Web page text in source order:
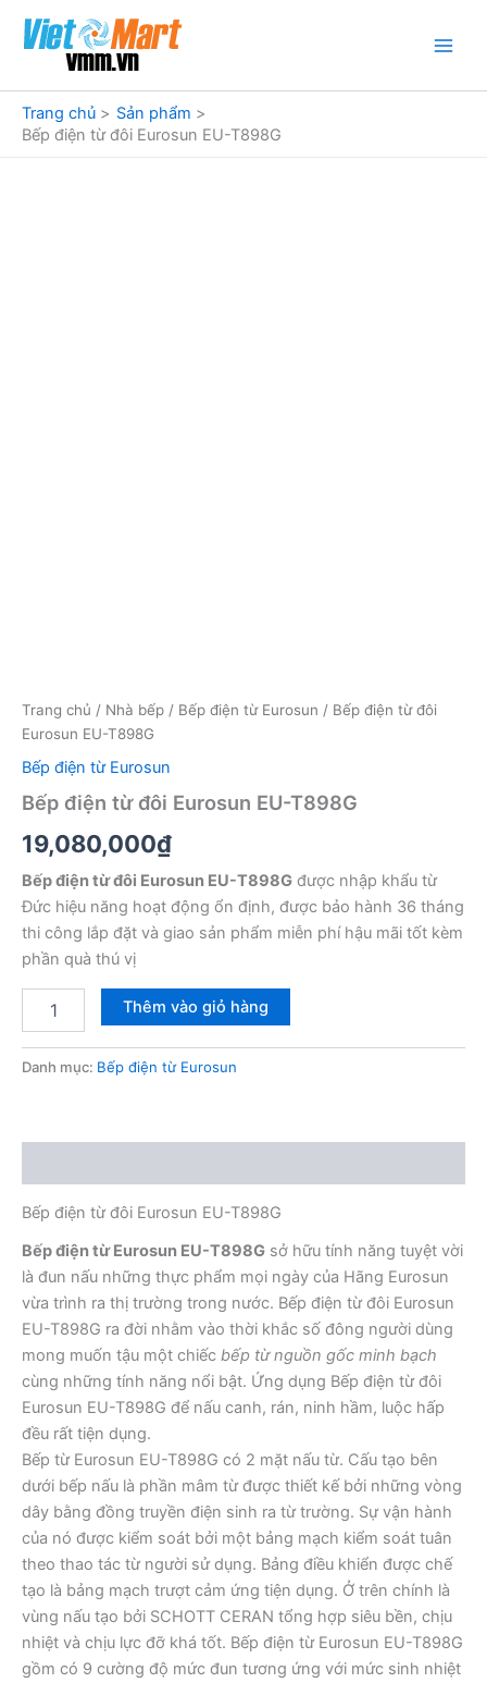
dung
Trang chủ
Sản phẩm
Bếp điện từ đôi Eurosun EU-T898G
Trang chủ / Nhà bếp / Bếp điện từ Eurosun / Bếp điện từ đôi
Eurosun EU-T898G
Bếp điện từ Eurosun
Bếp điện từ đôi Eurosun EU-T898G
19,080,000₫
Bếp điện từ đôi Eurosun EU-T898G được nhập khẩu từ
Đức hiệu năng hoạt động ổn định, được bảo hành 36 tháng
thi công lắp đặt và giao sản phẩm miễn phí hậu mãi tốt kèm
phần quà thú vị
đôi
Thêm vào giỏ hàng
Danh mục: Bếp điện từ Eurosun
Bếp điện từ đôi Eurosun EU-T898G
Bếp điện từ Eurosun EU-T898G sở hữu tính năng tuyệt vời
là đun nấu những thực phẩm mọi ngày của Hãng Eurosun
vừa trình ra thị trường trong nước. Bếp điện từ đôi Eurosun
EU-T898G ra đời nhằm vào thời khắc số đông người dùng
mong muốn tậu một chiếc bếp từ nguồn gốc minh bạch
cùng những tính năng nổi bật. Ứng dụng Bếp điện từ đôi
Eurosun EU-T898G để nấu canh, rán, ninh hầm, luộc hấp
đều rất tiện dụng.
Bếp từ Eurosun EU-T898G có 2 mặt nấu từ. Cấu tạo bên
dưới bếp nấu là phần mâm từ được thiết kế bởi những vòng
dây bằng đồng truyền điện sinh ra từ trường. Sự vận hành
của nó được kiểm soát bởi một bảng mạch kiểm soát tuân
theo thao tác từ người sử dụng. Bảng điều khiển được chế
tạo là bảng mạch trượt cảm ứng tiện dụng. Ở trên chính là
vùng nấu tạo bởi SCHOTT CERAN tổng hợp siêu bền, chịu
nhiệt và chịu lực đỡ khá tốt. Bếp điện từ Eurosun EU-T898G
gồm có 9 cường độ mức đun tương ứng với mức sinh nhiệt